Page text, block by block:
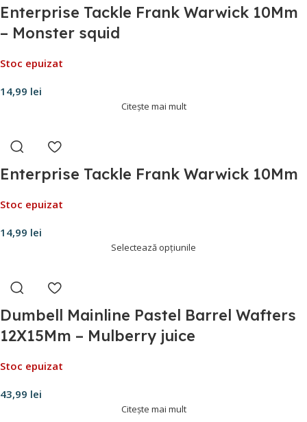
Enterprise Tackle Frank Warwick 10Mm
– Monster squid
Stoc epuizat
14,99 lei
Citește mai mult
Enterprise Tackle Frank Warwick 10Mm
Stoc epuizat
14,99 lei
Selectează opțiunile
Dumbell Mainline Pastel Barrel Wafters
12X15Mm – Mulberry juice
Stoc epuizat
43,99 lei
Citește mai mult